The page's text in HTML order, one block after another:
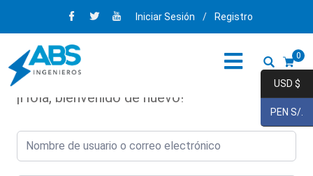
Iniciar Sesión / Registro
0
¡Hola, bienvenido de nuevo!
USD $
PEN S/.